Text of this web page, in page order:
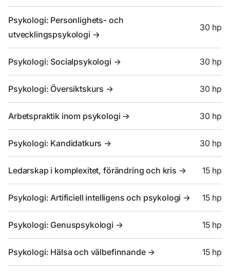
Psykologi: Personlighets- och
utvecklingspsykologi ->
30 hp
Psykologi: Socialpsykologi -> 30 hp
Psykologi: Översiktskurs -> 30 hp
Arbetspraktik inom psykologi -> 30 hp
Psykologi: Kandidatkurs -> 30 hp
Ledarskap i komplexitet, förändring och kris -> 15 hp
Psykologi: Artificiell intelligens och psykologi -> 15 hp
Psykologi: Genuspsykologi -> 15 hp
Psykologi: Hälsa och välbefinnande -> 15 hp